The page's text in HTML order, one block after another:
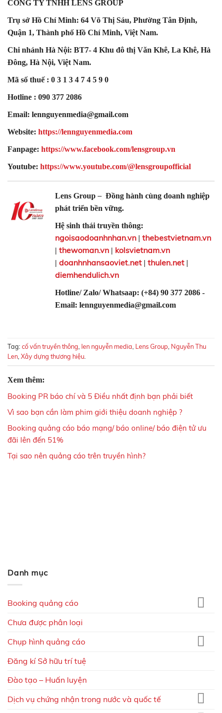
CÔNG TY TNHH LENS GROUP
Trụ sở Hồ Chí Minh: 64 Võ Thị Sáu, Phường Tân Định,
Quận 1, Thành phố Hồ Chí Minh, Việt Nam.
Chi nhánh Hà Nội: BT7- 4 Khu đô thị Văn Khê, La Khê, Hà
Đông, Hà Nội, Việt Nam.
Mã số thuế : 0 3 1 3 4 7 4 5 9 0
Hotline : 090 377 2086
Email: lennguyenmedia@gmail.com
Website: https://lennguyenmedia.com
Fanpage: https://www.facebook.com/lensgroup.vn
Youtube: https://www.youtube.com/@lensgroupofficial
Lens Group – Đồng hành cùng doanh nghiệp
phát triển bền vững.
Hệ sinh thái truyền thông:
ngoisaodoanhnhan.vn | thebestvietnam.vn
| thewoman.vn | kolsvietnam.vn
| doanhnhansaoviet.net | thulen.net |
diemhendulich.vn
Hotline/ Zalo/ Whatsaap: (+84) 90 377 2086 -
Email: lennguyenmedia@gmail.com
Tag:cố vấn truyền thông len nguyễn media Lens Group Nguyễn Thu
Len Xây dựng thương hiệu
Xem thêm:
Booking PR báo chí và 5 Điều nhất định bạn phải biết
Vì sao bạn cần làm phim giới thiệu doanh nghiệp ?
Booking quảng cáo báo mạng/ báo online/ báo điện tử ưu
đãi lên đến 51%
Tại sao nên quảng cáo trên truyền hình?
Danh mục
Booking quảng cáo
Chưa được phân loại
Chụp hình quảng cáo
Đăng kí Sở hữu trí tuệ
Đào tạo – Huấn luyện
Dịch vụ chứng nhận trong nước và quốc tế